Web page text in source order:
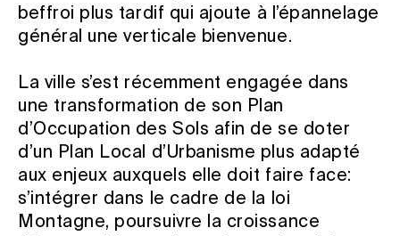
beffroi plus tardif qui ajoute à l’épannelage
général une verticale bienvenue.
La ville s’est récemment engagée dans
une transformation de son Plan
d’Occupation des Sols afin de se doter
d’un Plan Local d’Urbanisme plus adapté
aux enjeux auxquels elle doit faire face:
s’intégrer dans le cadre de la loi
Montagne, poursuivre la croissance